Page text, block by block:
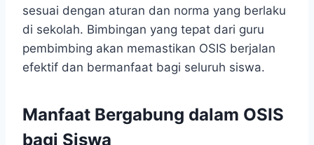
sesuai dengan aturan dan norma yang berlaku
di sekolah. Bimbingan yang tepat dari guru
pembimbing akan memastikan OSIS berjalan
efektif dan bermanfaat bagi seluruh siswa.
Manfaat Bergabung dalam OSIS
bagi Siswa